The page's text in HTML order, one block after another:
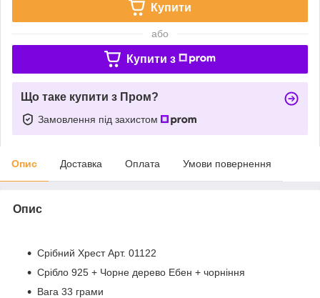
Купити
або
Купити з
Що таке купити з Пром?
Замовлення під захистом
Опис Доставка Оплата Умови повернення
Опис
Срібний Хрест Арт. 01122
Срібло 925 + Чорне дерево Ебен + чорніння
Вага 33 грами